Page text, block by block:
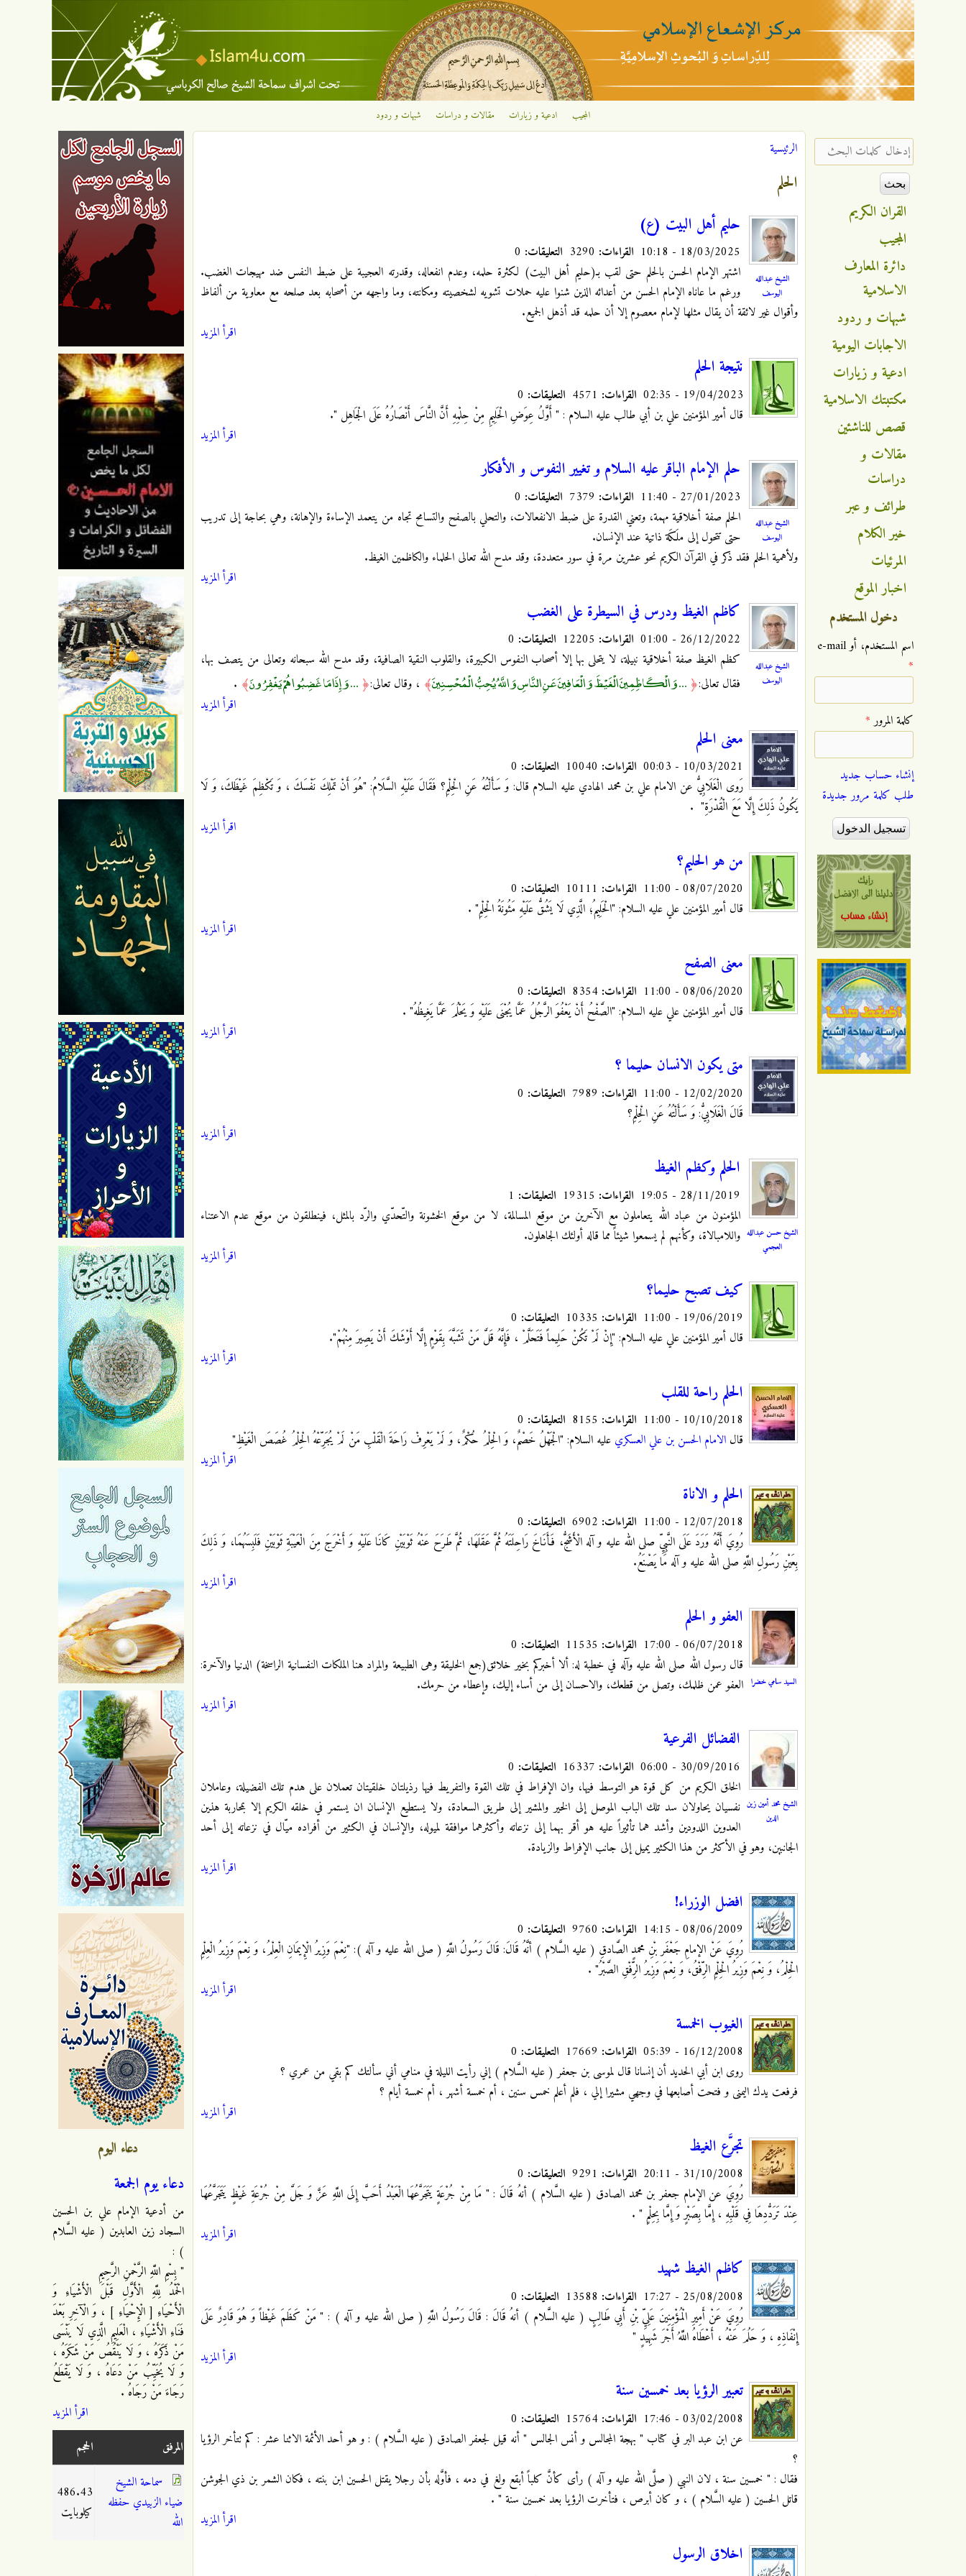
تجاوز إلى المحتوى الرئيسي
الإشعاع
الإسلامي
المجيب ادعية و زيارات مقالات و دراسات شبهات و ردود
أنت هنا
الرئيسية
الحلم
الشيخ عبدالله
اليوسف
حليم أهل البيت (ع)
18/03/2025 - 10:18 القراءات: التعليقات:
اشتهر الإمام الحسن بالحلم حتى لقب بـ(حليم أهل البيت) لكثرة حلمه، وعدم انفعاله، وقدرته العجيبة على ضبط النفس ضد مهيجات الغضب.
ورغم ما عاناه الإمام الحسن من أعدائه الذين شنوا عليه حملات تشويه لشخصيته ومكانته، وما واجهه من أصحابه بعد صلحه مع معاوية من ألفاظ
وأقوال غير لائقة أن يقال مثلها لإمام معصوم إلا أن حلمه قد أذهل الجميع.
اقرأ المزيد
نتيجة الحلم
19/04/2023 - 02:35 القراءات: التعليقات:
قال أمير المؤمنين علي بن أبي طالب عليه السلام : "‏ أَوَّلُ عِوَضِ الْحَلِيمِ مِنْ حِلْمِهِ أَنَّ النَّاسَ أَنْصَارُهُ‏ عَلَى‏ الْجَاهِل ".
اقرأ المزيد
الشيخ عبدالله
اليوسف
حلم الإمام الباقر عليه السلام و تغيير النفوس و الأفكار
27/01/2023 - 11:40 القراءات: التعليقات:
الحلم صفة أخلاقية مهمة، وتعني القدرة على ضبط الانفعالات، والتحلي بالصفح والتسامح تجاه من يتعمد الإساءة والإهانة، وهي بحاجة إلى تدريب
حتى تتحول إلى ملَكَة ذاتية عند الإنسان.
ولأهمية الحلم فقد ذكر في القرآن الكريم نحو عشرين مرة في سور متعددة، وقد مدح الله تعالى الحلماء والكاظمين الغيظ.
اقرأ المزيد
الشيخ عبدالله
اليوسف
كاظم الغيظ ودرس في السيطرة على الغضب
26/12/2022 - 01:00 القراءات: التعليقات:
كظم الغيظ صفة أخلاقية نبيلة، لا يتحلى بها إلا أصحاب النفوس الكبيرة، والقلوب النقية الصافية، وقد مدح الله سبحانه وتعالى من يتصف بها،
فقال تعالى:﴿ ... وَالْكَاظِمِينَ الْغَيْظَ وَالْعَافِينَ عَنِ النَّاسِ وَاللَّهُ يُحِبُّ الْمُحْسِنِينَ﴾ ، وقال تعالى:﴿ ... وَإِذَا مَا غَضِبُوا هُمْ يَغْفِرُونَ﴾ .
اقرأ المزيد
معنى الحلم
10/03/2021 - 00:03 القراءات: التعليقات:
رَوى الْغَلَابِيُّ عن الامام علي بن محمد الهادي عليه السلام قال: وَ سَأَلْتُهُ عَنِ الْحِلْمِ؟ فَقَالَ عَلَيْهِ السَّلَامُ: "هُوَ أَنْ تَمْلِكَ نَفْسَكَ ، وَ تَكْظِمَ غَيْظَكَ، وَ لَا
يَكُونُ ذَلِكَ إِلَّا مَعَ الْقُدْرَةِ" .
اقرأ المزيد
من هو الحليم؟
08/07/2020 - 11:00 القراءات: التعليقات:
قال أمير المؤمنين علي عليه السلام: "الْحَلِيمُ؛ الَّذِي لَا يَشُقُّ عَلَيْهِ مَئُونَةُ الْحِلْمِ" .
اقرأ المزيد
معنى الصفح
08/06/2020 - 11:00 القراءات: التعليقات:
قال أمير المؤمنين علي عليه السلام: "الصَّفْحُ أَنْ يَعْفُوَ الرَّجُلُ عَمَّا يُجْنَى عَلَيْهِ وَ يَحْلُمَ عَمَّا يَغِيظُهُ" .
اقرأ المزيد
متى يكون الانسان حليما ؟
12/02/2020 - 11:00 القراءات: التعليقات:
قَالَ الْغَلَابِيُّ: وَ سَأَلْتُهُ عَنِ الْحِلْمِ؟
اقرأ المزيد
الشيخ حسن عبدالله
العجمي
الحلم وكظم الغيظ
28/11/2019 - 19:05 القراءات: التعليقات:
المؤمنون من عباد الله يتعاملون مع الآخرين من موقع المسالمة، لا من موقع الخشونة والتّحدّي والرّد بالمثل، فينطلقون من موقع عدم الاعتناء
واللامبالاة، وكأنهم لم يسمعوا شيئاً مما قاله أولئك الجاهلون.
اقرأ المزيد
كيف تصبح حليما؟
19/06/2019 - 11:00 القراءات: التعليقات:
قال أمير المؤمنين علي عليه السلام: "إِنْ لَمْ تَكُنْ حَلِيماً فَتَحَلَّمْ ، فَإِنَّهُ قَلَّ مَنْ تَشَبَّهَ بِقَوْمٍ إِلَّا أَوْشَكَ أَنْ يَصِيرَ مِنْهُمْ".
اقرأ المزيد
الحلم راحة للقلب
10/10/2018 - 11:00 القراءات: التعليقات:
قال الامام الحسن بن علي العسكري عليه السلام: "الْجَهْلُ خَصْمٌ، وَ الْحِلْمُ حُكْمٌ، وَ لَمْ يَعْرِفْ رَاحَةَ الْقَلْبِ مَنْ لَمْ يُجَرِّعْهُ الْحِلْمُ غُصَصَ الْغَيْظِ"
اقرأ المزيد
الحلم و الاناة
12/07/2018 - 11:00 القراءات: التعليقات:
رُوِيَ‏ أَنَّهُ وَرَدَ عَلَى النَّبِيِّ صلى الله عليه و آله الْأَشَجُّ، فَأَنَاخَ رَاحِلَتَهُ ثُمَّ عَقَلَهَا، ثُمَّ طَرَحَ عَنْهُ ثَوْبَيْنِ كَانَا عَلَيْهِ وَ أَخْرَجَ مِنَ الْعَيْبَةِ ثَوْبَيْنِ فَلَبِسَهُمَا، وَ ذَلِكَ
بِعَيْنِ رَسُولِ اللَّهِ صلى الله عليه و آله مَا يَصْنَعُ.
اقرأ المزيد
السيد سامي خضرا
العفو و الحلم
06/07/2018 - 17:00 القراءات: التعليقات:
قال رسول الله صلى الله عليه وآله في خطبة له: ألا أخبركم بخير خلائق(جمع الخليقة وهى الطبيعة والمراد هنا الملكات النفسانية الراسخة) الدنيا والآخرة:
العفو عمن ظلمك، وتصل من قطعك، والاحسان إلى من أساء إليك، وإعطاء من حرمك.‏
اقرأ المزيد
الشيخ محمد أمين زين
الدين
الفضائل الفرعية
30/09/2016 - 06:00 القراءات: التعليقات:
الخلق الكريم من كل قوة هو التوسط فيها، وان الإفراط في تلك القوة والتفريط فيها رذيلتان خلقيتان تعملان على هدم تلك الفضيلة، وعاملان
نفسيان يحاولان سد تلك الباب الموصل إلى الخير والمشير إلى طريق السعادة، ولا يستطيع الإنسان ان يستمر في خلقه الكريم إلا بمحاربة هذين
العدوين اللدودين وأشد هما تأثيراً عليه هو أقر بهما إلى نزعاته وأكثرهما موافقة لميوله، والإنسان في الكثير من أفراده ميّال في نزعاته إلى أحد
الجانبين، وهو في الأكثر من هذا الكثير يميل إلى جانب الإفراط والزيادة.
اقرأ المزيد
افضل الوزراء!
08/06/2009 - 14:15 القراءات: التعليقات:
رُوِيَ عَنْ الإمامِ جَعْفَر بْنِ محمدٍ الصَّادقِ ( عليه السَّلام ) أنَّهُ قَالَ: قَالَ رَسُولُ اللَّهِ ( صلى الله عليه و آله ): "نِعْمَ وَزِيرُ الْإِيمَانِ الْعِلْمُ، وَ نِعْمَ وَزِيرُ الْعِلْمِ
الْحِلْمُ، وَ نِعْمَ وَزِيرُ الْحِلْمِ الرِّفْقُ، وَ نِعْمَ وَزِيرُ الرِّفْقِ الصَّبْرُ" .
اقرأ المزيد
الغيوب الخمسة
16/12/2008 - 05:39 القراءات: التعليقات:
روى ابن أبي الحديد أن إنسانا قال لموسى بن جعفر ( عليه السَّلام )إني رأيت الليلة في منامي أني سألتك كم بقي من عمري ؟
فرفعت يدك اليمنى و فتحت أصابعها في وجهي مشيرا إلي ، فلم أعلم خمس سنين ، أم خمسة أشهر ، أم خمسة أيام ؟
اقرأ المزيد
تجرَّع الغيظ
31/10/2008 - 20:11 القراءات: التعليقات:
رُوِيَ عن الإمام جعفر بن محمد الصادق ( عليه السَّلام ) أنهُ قَالَ : " مَا مِنْ جُرْعَةٍ يَتَجَرَّعُهَا الْعَبْدُ أَحَبَّ إِلَى اللَّهِ عَزَّ وَ جَلَّ مِنْ جُرْعَةِ غَيْظٍ يَتَجَرَّعُهَا
عِنْدَ تَرَدُّدِهَا فِي قَلْبِهِ ، إِمَّا بِصَبْرٍ وَ إِمَّا بِحِلْمٍ " .
اقرأ المزيد
كاظم الغيظ شهيد
25/08/2008 - 17:27 القراءات: التعليقات:
رُوِيَ عَنْ أَمِيرِ الْمُؤْمِنِينَ عَلِيِّ بْنِ أَبِي طَالِبٍ ( عليه السَّلام ) أنهُ قَالَ : قَالَ رَسُولُ اللَّهِ ( صلى الله عليه و آله ) : " مَنْ كَظَمَ غَيْظاً وَ هُوَ قَادِرٌ عَلَى
إِنْفَاذِهِ ، وَ حَلُمَ عَنْهُ ، أَعْطَاهُ اللَّهُ أَجْرَ شَهِيدٍ "
اقرأ المزيد
تعبير الرؤيا بعد خمسين سنة
03/02/2008 - 17:46 القراءات: التعليقات:
عن ابن عبد البر في كتاب " بهجة المجالس و أنس الجالس " أنه قيل لجعفر الصادق ( عليه السَّلام ) : و هو أحد الأئمة الاثنا عشر : كم تتأخر الرؤيا
؟
فقال : " خمسين سنة ، لان النبي ( صلَّى الله عليه و آله ) رأى كأنَّ كلباً أبقع ولغ في دمه ، فأوَّله بأن رجلا يقتل الحسين ابن بنته ، فكان الشمر بن ذي الجوشن
قاتل الحسين ( عليه السَّلام ) ، و كان أبرص ، فتأخرت الرؤيا بعد خمسين سنة " .
اقرأ المزيد
اخلاق الرسول
دعاء اليوم
دعاء يوم الجمعة
من أدعية الإمام علي بن الحسين
السجاد زين العابدين ( عليه السَّلام
) :
" بِسْمِ اللَّهِ الرَّحْمنِ الرَّحِيمِ
الْحَمْدُ لِلَّهِ الْأَوَّلِ قَبْلَ الْأَشْيَاءِ وَ
الْأَحْيَاءِ [ الْإِحْيَاءِ ] ، وَ الْآخِرِ بَعْدَ
فَنَاءِ الْأَشْيَاءِ ، الْعَلِيمِ الَّذِي لَا يَنْسَى
مَنْ ذَكَرَهُ ، وَ لَا يَنْقُصُ مَنْ شَكَرَهُ ،
وَ لَا يُخَيِّبُ مَنْ دَعَاهُ ، وَ لَا يَقْطَعُ
رَجَاءَ مَنْ رَجَاهُ .
اقرأ المزيد
المرفق
الحجم
سماحة الشيخ
ضياء الزبيدي حفظه
الله
486.43
كيلوبايت
‏إدخال كلمات البحث ‏
القران الكريم
المجيب
دائرة المعارف
الاسلامية
شبهات و ردود
الاجابات اليومية
ادعية و زيارات
مكتبتك الاسلامية
قصص للناشئين
مقالات و
دراسات
طرائف و عبر
خير الكلام
المرئيات
اخبار الموقع
دخول المستخدم
‏اسم المستخدم، أو e-mail
*
‏كلمة المرور ‏*
إنشاء حساب جديد
طلب كلمة مرور جديدة